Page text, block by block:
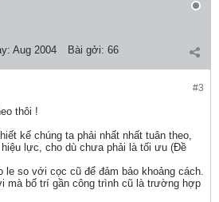
Aug 2004 Bài gởi: 66
#3
thôi !
kế chúng ta phải nhất nhất tuân theo,
lực, cho dù chưa phải là tối ưu (Đề
le so với cọc cũ để đảm bảo khoảng cách.
mà bố trí gần công trình cũ là trường hợp